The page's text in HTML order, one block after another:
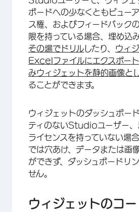
ボードへの少なくともビュー
ス権、およびフィードバック
限を持っている場合、埋め込
その場でドリルしたり、 ウィ
Excelファイルにエクスポート
みウィジェットを静的画像と
ることができます。
ウィジェットのダッシュボー
ティのないStudioユーザー
ライセンスを持っていない場
では穴あけ、データまたは画
ができず、ダッシュボードリ
せん。
ウィジェットのコ